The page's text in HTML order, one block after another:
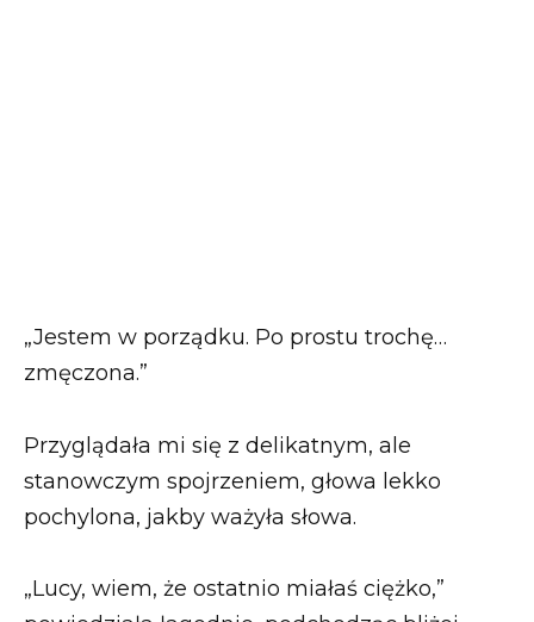
„Jestem w porządku. Po prostu trochę…
zmęczona.”
Przyglądała mi się z delikatnym, ale
stanowczym spojrzeniem, głowa lekko
pochylona, jakby ważyła słowa.
„Lucy, wiem, że ostatnio miałaś ciężko,”